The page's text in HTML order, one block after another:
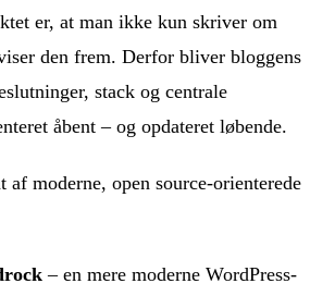
er, at man ikke kun skriver om
den frem. Derfor bliver bloggens
stack og centrale
åbent – og opdateret løbende.
af moderne, open source-orienterede
– en mere moderne WordPress-